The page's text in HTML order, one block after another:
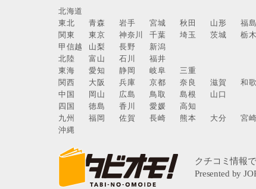
北海道
東北
青森 岩手 宮城 秋田 山形
福島
関東
東京 神奈川 千葉 埼玉 茨城 栃木
甲信越
山梨 長野
新潟
北陸
富山 石川
福井
東海
愛知 静岡 岐阜
三重
関西
大阪 兵庫 京都 奈良 滋賀
和
中国
岡山 広島 鳥取 島根
山口
四国
徳島 香川 愛媛
高知
九州
福岡 佐賀 長崎 熊本 大分 宮崎
沖縄